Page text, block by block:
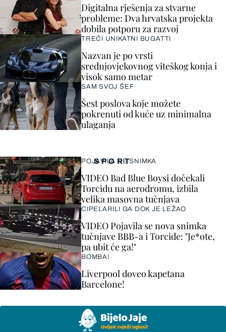
SPORT
POJAVILA SE SNIMKA
VIDEO Bad Blue Boysi dočekali
Torcidu na aerodromu, izbila
velika masovna tučnjava
CIPELARILI GA DOK JE LEŽAO
VIDEO Pojavila se nova snimka
tučnjave BBB-a i Torcide: "Je*ote,
pa ubit će ga!"
BOMBA!
Liverpool doveo kapetana
Barcelone!
Digitalna rješenja za stvarne
probleme: Dva hrvatska projekta
dobila potporu za razvoj
TREĆI UNIKATNI BUGATTI
Nazvan je po vrsti
srednjovjekovnog viteškog konja i
visok samo metar
SAM SVOJ ŠEF
Šest poslova koje možete
pokrenuti od kuće uz minimalna
ulaganja